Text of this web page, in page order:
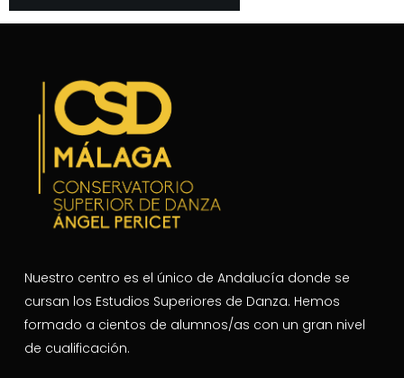
Nuestro centro es el único de Andalucía donde se
cursan los Estudios Superiores de Danza. Hemos
formado a cientos de alumnos/as con un gran nivel
de cualificación.